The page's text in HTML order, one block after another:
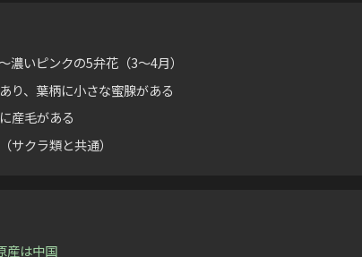
濃いピンクの5弁花（3〜4月）
り、葉柄に小さな蜜腺がある
産毛がある
サクラ類と共通）
産は中国